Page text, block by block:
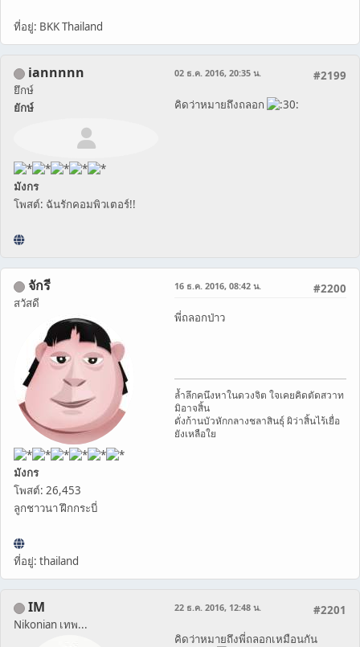
ที่อยู่: BKK Thailand
iannnnn
ยึกษ์
ยักษ์
มังกร
โพสต์: ฉันรักคอมพิวเตอร์!!
#2199
02 ธ.ค. 2016, 20:35 น.
คิดว่าหมายถึงถลอก
จักรี
สวัสดี
มังกร
โพสต์: 26,453
ลูกชาวนา ฝึกกระบี่
ที่อยู่: thailand
#2200
16 ธ.ค. 2016, 08:42 น.
พี่ถลอกป่าว
ล้ำลึกคนึงหาในดวงจิต ใจเคยคิดตัดสวาท
มิอาจสิ้น
ดั่งก้านบัวหักกลางชลาสินธุ์ ผิว่าสิ้นไร้เยื่อ
ยังเหลือใย
IM
Nikonian เทพ...
#2201
22 ธ.ค. 2016, 12:48 น.
คิดว่าหมายถึงพี่ถลอกเหมือนกัน